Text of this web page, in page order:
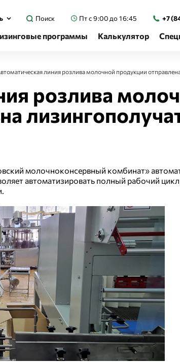
Поиск Пт с 9:00 до 16:45 +7
программы Калькулятор
линия розлива молочной продукции
розлива
молочноконсервный комбинат»
автоматизировать полный рабочий